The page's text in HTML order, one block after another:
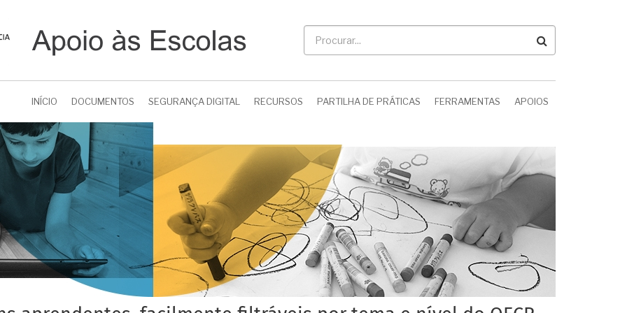
INÍCIO DOCUMENTOS SEGURANÇA DIGITAL RECURSOS PARTILHA DE PRÁTICAS FERRAMENTAS APOIOS